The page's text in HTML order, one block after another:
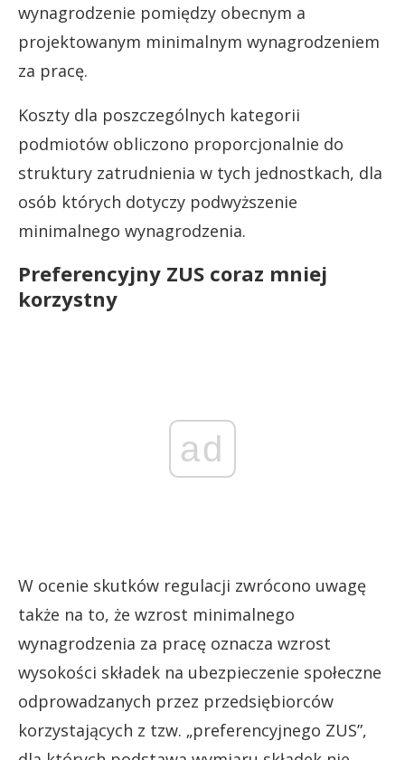
wynagrodzenie pomiędzy obecnym a
projektowanym minimalnym wynagrodzeniem
za pracę.
Koszty dla poszczególnych kategorii
podmiotów obliczono proporcjonalnie do
struktury zatrudnienia w tych jednostkach, dla
osób których dotyczy podwyższenie
minimalnego wynagrodzenia.
Preferencyjny ZUS coraz mniej
korzystny
ad
W ocenie skutków regulacji zwrócono uwagę
także na to, że wzrost minimalnego
wynagrodzenia za pracę oznacza wzrost
wysokości składek na ubezpieczenie społeczne
odprowadzanych przez przedsiębiorców
korzystających z tzw. „preferencyjnego ZUS”,